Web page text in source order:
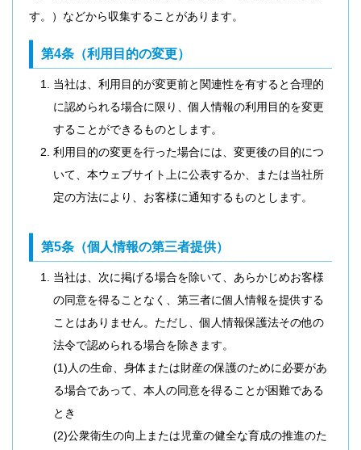
す。）などから収集することがあります。
第4条（利用目的の変更）
当社は、利用目的が変更前と関連性を有すると合理的
に認められる場合に限り、個人情報の利用目的を変更
することができるものとします。
利用目的の変更を行った場合には、変更後の目的につ
いて、本ウェブサイト上に公表するか、または当社所
定の方法により、お客様に通知するものとします。
第5条（個人情報の第三者提供）
当社は、次に掲げる場合を除いて、あらかじめお客様
の同意を得ることなく、第三者に個人情報を提供する
ことはありません。ただし、個人情報保護法その他の
法令で認められる場合を除きます。
(1)人の生命、身体または財産の保護のために必要があ
る場合であって、本人の同意を得ることが困難である
とき
(2)公衆衛生の向上または児童の健全な育成の推進のた